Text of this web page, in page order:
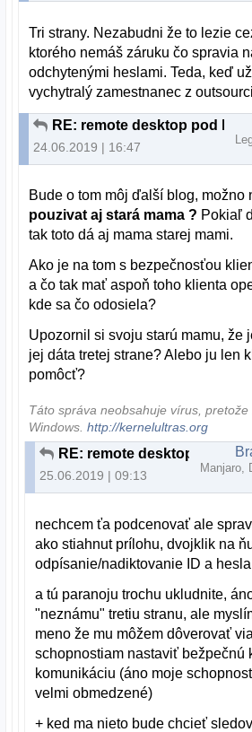
Tri strany. Nezabudni že to lezie
ktorého nemáš záruku čo spravia
odchytenými heslami. Teda, keď
vychytralý zamestnanec z
24.06.2019 | 16:47
Bude o tom môj ďalší blog,
pouzivat aj stará mama ? Pokiaľ
tak toto dá aj mama starej mami.
Ako je na tom s bezpečnosťou
a čo tak mať aspoň toho klienta
kde sa čo odosiela?
Upozornil si svoju starú mamu, že
jej dáta tretej strane? Alebo ju len
pomôcť?
Táto správa neobsahuje vírus,
Windows.http://kernelultras.org
RE:
25.06.2019 | 09:13
Manjaro,
nechcem ťa podcenovať ale
ako stiahnut prílohu, dvojklik na
odpísanie/nadiktovanie ID a
a tú paranoju trochu ukludnite,
"neznámu" tretiu stranu, ale
meno že mu môžem dôverovať
schopnostiam nastaviť bežpečnú
komunikáciu (áno moje
velmi obmedzené)
+ ked ma nieto bude chcieť